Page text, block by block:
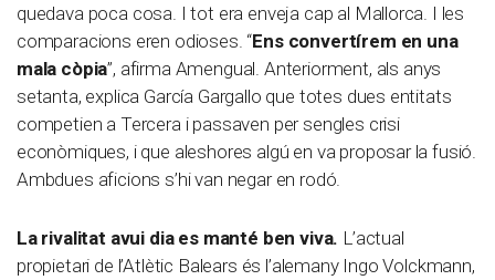
quedava poca cosa. I tot era enveja cap al Mallorca. I les
comparacions eren odioses. “Ens convertírem en una
mala còpia”, afirma Amengual. Anteriorment, als anys
setanta, explica García Gargallo que totes dues entitats
competien a Tercera i passaven per sengles crisi
econòmiques, i que aleshores algú en va proposar la fusió.
Ambdues aficions s’hi van negar en rodó.
La rivalitat avui dia es manté ben viva. L’actual
propietari de l’Atlètic Balears és l’alemany Ingo Volckmann,